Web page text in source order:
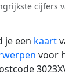
cijfers
je een kaart
voor